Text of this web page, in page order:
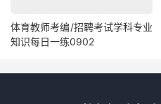
体育教师考编/招聘考试学科专业
知识每日一练0902